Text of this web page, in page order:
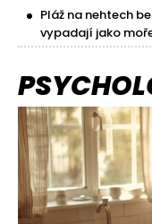
Pláž na nehtech
vypadají jako